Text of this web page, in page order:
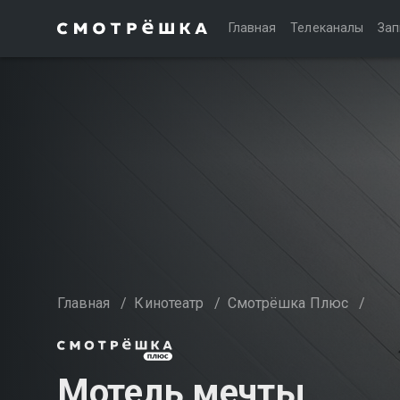
Главная Телеканалы
Главная / Кинотеатр / Смотрёшка Плюс /